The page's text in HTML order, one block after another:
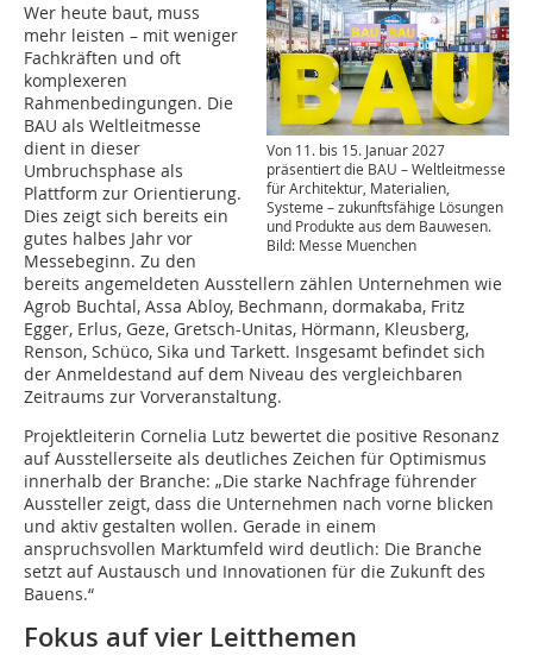
Von 11. bis 15. Januar 2027
präsentiert die BAU – Weltleitmesse
für Architektur, Materialien,
Systeme – zukunftsfähige Lösungen
und Produkte aus dem Bauwesen.
Bild: Messe Muenchen
Wer heute baut, muss
mehr leisten – mit weniger
Fachkräften und oft
komplexeren
Rahmenbedingungen. Die
BAU als Weltleitmesse
dient in dieser
Umbruchsphase als
Plattform zur Orientierung.
Dies zeigt sich bereits ein
gutes halbes Jahr vor
Messebeginn. Zu den
bereits angemeldeten Ausstellern zählen Unternehmen wie
Agrob Buchtal, Assa Abloy, Bechmann, dormakaba, Fritz
Egger, Erlus, Geze, Gretsch-Unitas, Hörmann, Kleusberg,
Renson, Schüco, Sika und Tarkett. Insgesamt befindet sich
der Anmeldestand auf dem Niveau des vergleichbaren
Zeitraums zur Vorveranstaltung.
Projektleiterin Cornelia Lutz bewertet die positive Resonanz
auf Ausstellerseite als deutliches Zeichen für Optimismus
innerhalb der Branche: „Die starke Nachfrage führender
Aussteller zeigt, dass die Unternehmen nach vorne blicken
und aktiv gestalten wollen. Gerade in einem
anspruchsvollen Marktumfeld wird deutlich: Die Branche
setzt auf Austausch und Innovationen für die Zukunft des
Bauens.“
Fokus auf vier Leitthemen